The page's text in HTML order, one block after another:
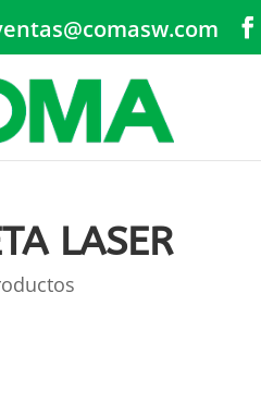
LASER